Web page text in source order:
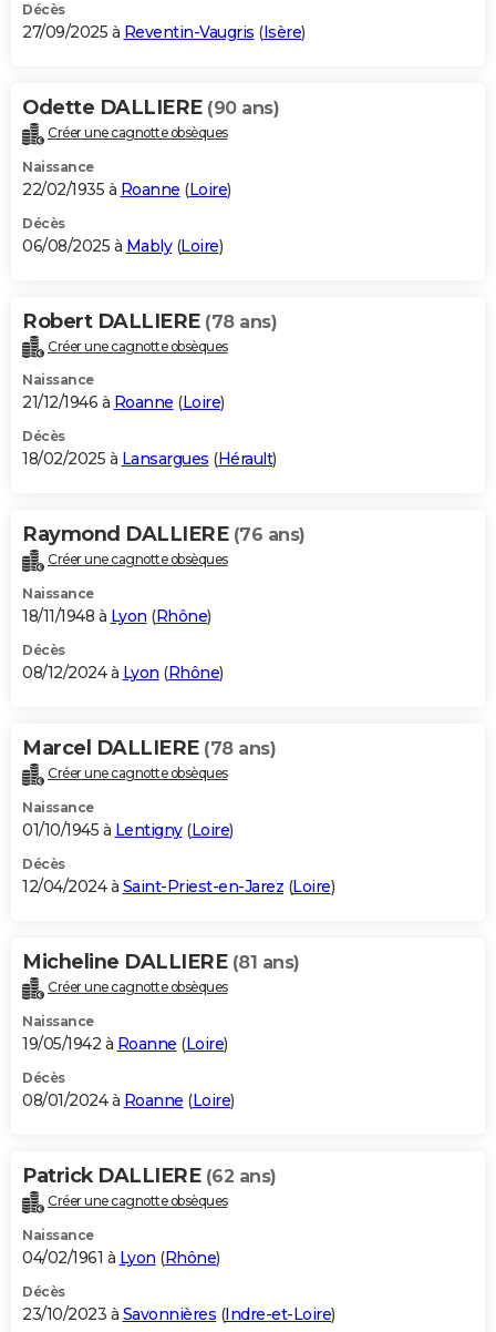
Décès
27/09/2025 à Reventin-Vaugris (Isère)
Odette DALLIERE (90 ans)
Créer une cagnotte obsèques
Naissance
22/02/1935 à Roanne (Loire)
Décès
06/08/2025 à Mably(Loire)
Robert DALLIERE (78 ans)
Créer une cagnotte obsèques
Naissance
21/12/1946 à Roanne (Loire)
Décès
18/02/2025 à Lansargues (Hérault)
Raymond DALLIERE (76 ans)
Créer une cagnotte obsèques
Naissance
18/11/1948 à Lyon (Rhône)
Décès
08/12/2024 à Lyon (Rhône)
Marcel DALLIERE (78 ans)
Créer une cagnotte obsèques
Naissance
01/10/1945 à Lentigny(Loire)
Décès
12/04/2024 à Saint-Priest-en-Jarez (Loire)
Micheline DALLIERE (81 ans)
Créer une cagnotte obsèques
Naissance
19/05/1942 à Roanne (Loire)
Décès
08/01/2024 à Roanne (Loire)
Patrick DALLIERE (62 ans)
Créer une cagnotte obsèques
Naissance
04/02/1961 à Lyon (Rhône)
Décès
23/10/2023 à Savonnières (Indre-et-Loire)